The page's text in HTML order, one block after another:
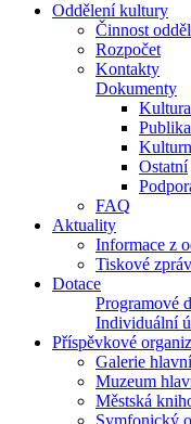
Oddělení kultury
Činnost
Rozpočet
Kontakty
Dokumenty
Ostatní
FAQ
Aktuality
Informace z
Tiskové
Dotace
Programové
Individuální
Příspěvkové
Galerie
Muzeum
Městská
Symfonický